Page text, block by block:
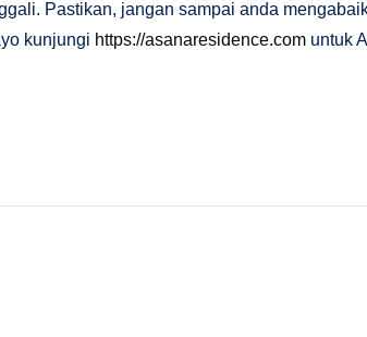
Pastikan, jangan sampai anda
kunjungi https://asanaresidence.com untuk